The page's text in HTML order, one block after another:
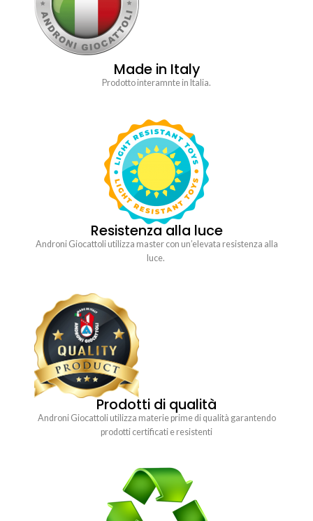
Made in Italy
Prodotto interamnte in Italia.
Resistenza alla luce
Androni Giocattoli utilizza master con un’elevata resistenza alla
luce.
Prodotti di qualità
Androni Giocattoli utilizza materie prime di qualità garantendo
prodotti certificati e resistenti